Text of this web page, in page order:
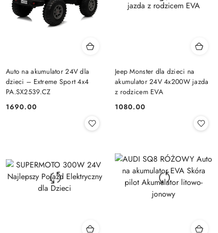
Auto na akumulator 24V dla
dzieci – Extreme Sport 4x4
PA.SX2539.CZ
Cena:
1690.00
Jeep Monster dla dzieci na
akumulator 24V 4x200W jazda
z rodzicem EVA
Cena:
1080.00